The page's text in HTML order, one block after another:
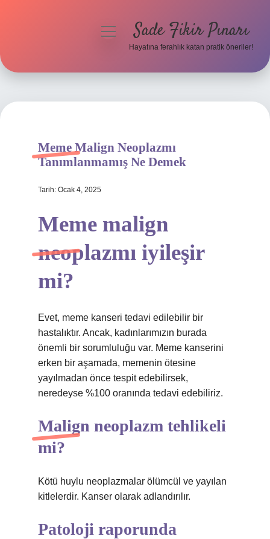
Hakkımızda
menüyüSade Fikir Pınarı
Hayatına ferahlık katan pratik öneriler!
Meme Malign Neoplazmı
Tanımlanmamış Ne Demek
Tarih: Ocak 4, 2025
Meme malign
neoplazmı iyileşir
mi?
Evet, meme kanseri tedavi edilebilir bir
hastalıktır. Ancak, kadınlarımızın burada
önemli bir sorumluluğu var. Meme kanserini
erken bir aşamada, memenin ötesine
yayılmadan önce tespit edebilirsek,
neredeyse %100 oranında tedavi edebiliriz.
Malign neoplazm tehlikeli
mi?
Kötü huylu neoplazmalar ölümcül ve yayılan
kitlelerdir. Kanser olarak adlandırılır.
Patoloji raporunda